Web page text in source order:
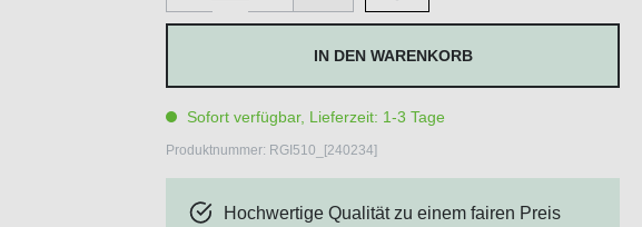
IN DEN WARENKORB
Sofort verfügbar, Lieferzeit: 1-3 Tage
Produktnummer: RGI510_[240234]
Hochwertige Qualität zu einem fairen Preis